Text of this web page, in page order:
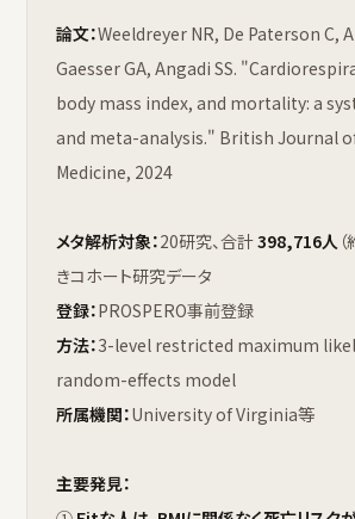
論文：Weeldreyer NR, De Paterson C,
Gaesser GA, Angadi SS.
body mass index, and mortality: a
and meta-analysis." British Journal
Medicine, 2024
メタ解析対象：20研究、合計398,716人
きコホート研究データ
登録：PROSPERO事前登録
方法：3-level restricted maximum
random-effects model
所属機関：University of Virginia等
主要発見：